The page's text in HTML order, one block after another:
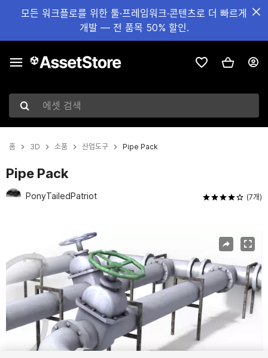
모든 워크플로를 위한 툴·프레임워크·콘텐츠로 더 빠르게
개발 — 전 품목 50% 할인.
에셋 검색
홈 3D 소품 산업도구 Pipe Pack
Pipe Pack
PonyTailedPatriot (7개)
현재 슬라이드: 1 / 7